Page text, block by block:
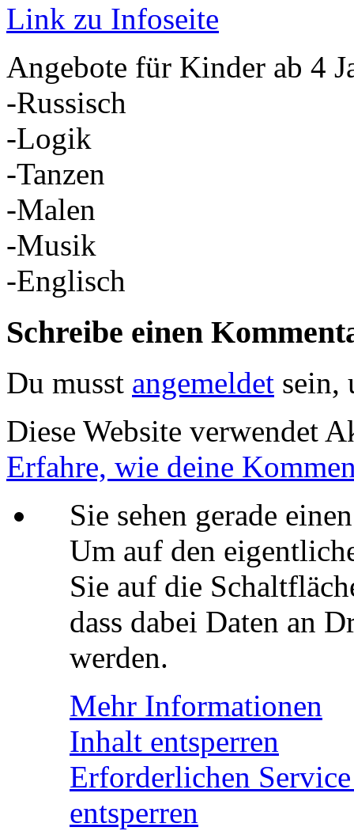
Link zu Infoseite
Angebote für Kinder ab 4
-Russisch
-Logik
-Tanzen
-Malen
-Musik
-Englisch
Schreibe einen
Du musst angemeldet sein,
Diese Website verwendet
Erfahre, wie deine
Sie sehen gerade
Um auf den
Sie auf die
dass dabei Daten an
werden.
Mehr Informationen
Inhalt entsperren
Erforderlichen
entsperren